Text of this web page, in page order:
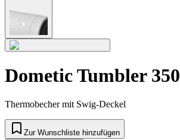
Dometic Tumbler 350
Thermobecher mit Swig-Deckel
Zur Wunschliste hinzufügen